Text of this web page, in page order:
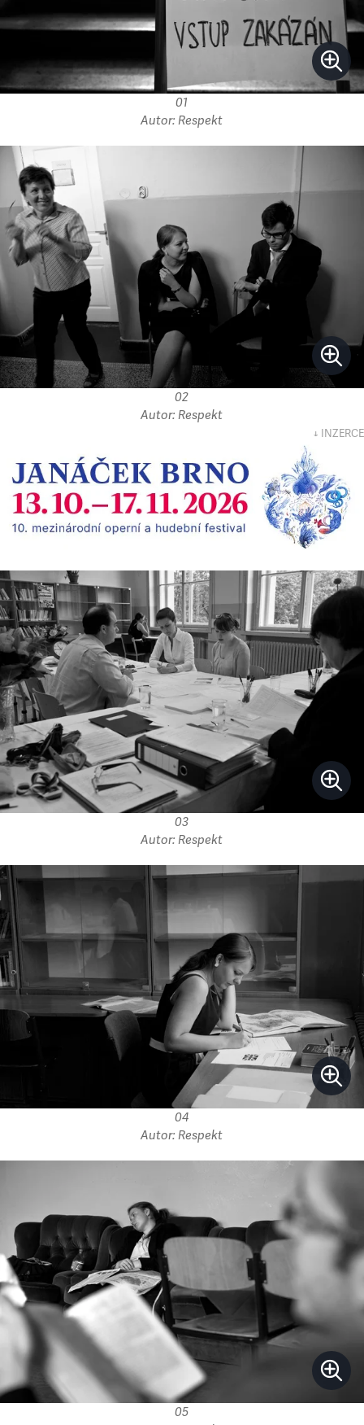
01
Autor: Respekt
02
Autor: Respekt
↓ INZERCE
03
Autor: Respekt
04
Autor: Respekt
05